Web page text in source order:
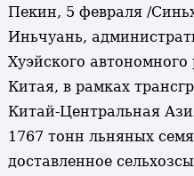
Пекин, 5 февраля /
Иньчуань,
Хуэйского
Китая, в рамках
Китай-Центральная
1767 тонн льняных
доставленное